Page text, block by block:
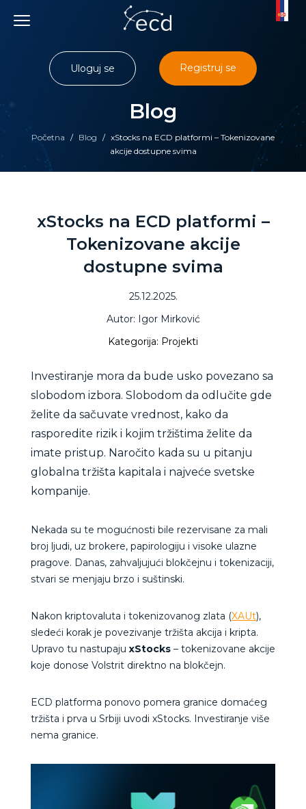
content
Početna / Blog / xStocks na ECD platformi – Tokenizovane
akcije dostupne svima
Blog
Uloguj se Registruj se
xStocks na ECD platformi –
Tokenizovane akcije
dostupne svima
25.12.2025.
Autor: Igor Mirković
Kategorija: Projekti
Investiranje mora da bude usko povezano sa
slobodom izbora. Slobodom da odlučite gde
želite da sačuvate vrednost, kako da
rasporedite rizik i kojim tržištima želite da
imate pristup. Naročito kada su u pitanju
globalna tržišta kapitala i najveće svetske
kompanije.
Nekada su te mogućnosti bile rezervisane za mali
broj ljudi, uz brokere, papirologiju i visoke ulazne
pragove. Danas, zahvaljujući blokčejnu i tokenizaciji,
stvari se menjaju brzo i suštinski.
Nakon kriptovaluta i tokenizovanog zlata (XAUt),
sledeći korak je povezivanje tržišta akcija i kripta.
Upravo tu nastupaju xStocks– tokenizovane akcije
koje donose Volstrit direktno na blokčejn.
ECD platforma ponovo pomera granice domaćeg
tržišta i prva u Srbiji uvodi xStocks. Investiranje više
nema granice.